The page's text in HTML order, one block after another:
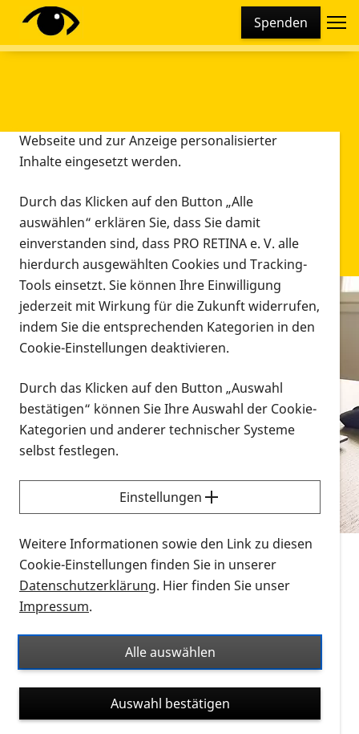
Spenden
Infomaterial
Infomaterial
Vorlesen
Alle Infomaterialien in verschiedenen
Formaten an einem Ort
Sie möchten wissen, wie Sie nach Infonmaterial
suchen und dieses bestellen bzw. herunterladen
können? Schauen Sie sich dieErklärvideos zum
Thema Infomaterial auf der PRO RETINA-Website
für blinde und sehbehinderte Menschen an.
Auf dieser Seite finden Sie sämtliches Infomaterial
Ort. Nutzen Sie den Formatfilter, um ausschließlich
nach Flyern und Broschüren, Audios oder Videos zu
suchen. Die meisten Flyer und Broschüren werden in
verschiedenen Formaten angeboten: zur
postalischen Bestellung als gedruckte Variante
Diese Webseite setzt verschiedene Cookies und
Tracking-Tools ein. Dies beinhaltet Cookies und
Webseite und zur Anzeige personalisierter
Inhalte eingesetzt werden.
Durch das Klicken auf den Button „Alle
auswählen“ erklären Sie, dass Sie damit
einverstanden sind, dass PRO RETINA e. V. alle
hierdurch ausgewählten Cookies und Tracking-
Tools einsetzt. Sie können Ihre Einwilligung
jederzeit mit Wirkung für die Zukunft widerrufen,
indem Sie die entsprechenden Kategorien in den
Cookie-Einstellungen deaktivieren.
Durch das Klicken auf den Button „Auswahl
bestätigen“ können Sie Ihre Auswahl der Cookie-
Kategorien und anderer technischer Systeme
selbst festlegen.
Einstellungen
Weitere Informationen sowie den Link zu diesen
Cookie-Einstellungen finden Sie in unserer
Datenschutzerklärung. Hier finden Sie unser
Impressum.
Alle auswählen
Auswahl bestätigen